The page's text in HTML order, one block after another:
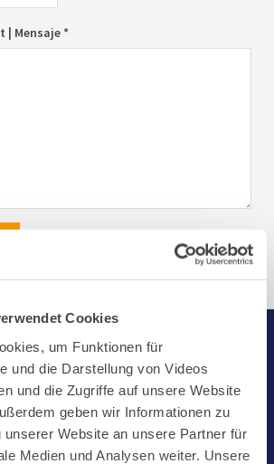
Cookies
um Funktionen für
und die Darstellung von Videos
und die Zugriffe auf unsere Website
geben wir Informationen zu
unserer Website an unsere Partner für
Medien und Analysen weiter. Unsere
| Mensaje *